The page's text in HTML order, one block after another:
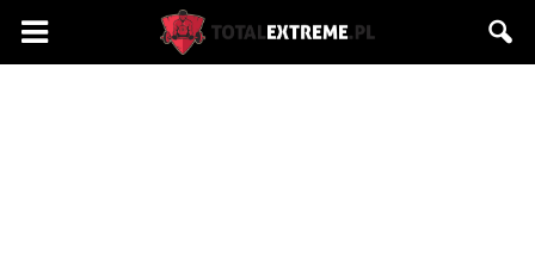
Totalextreme.pl